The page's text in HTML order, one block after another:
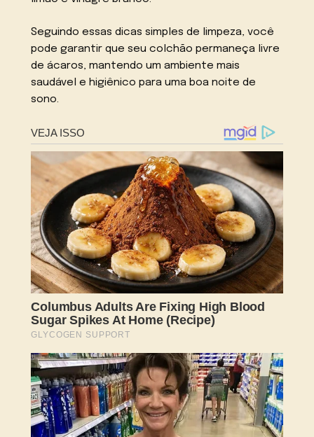
Seguindo essas dicas simples de limpeza, você
pode garantir que seu colchão permaneça livre
de ácaros, mantendo um ambiente mais
saudável e higiênico para uma boa noite de
sono.